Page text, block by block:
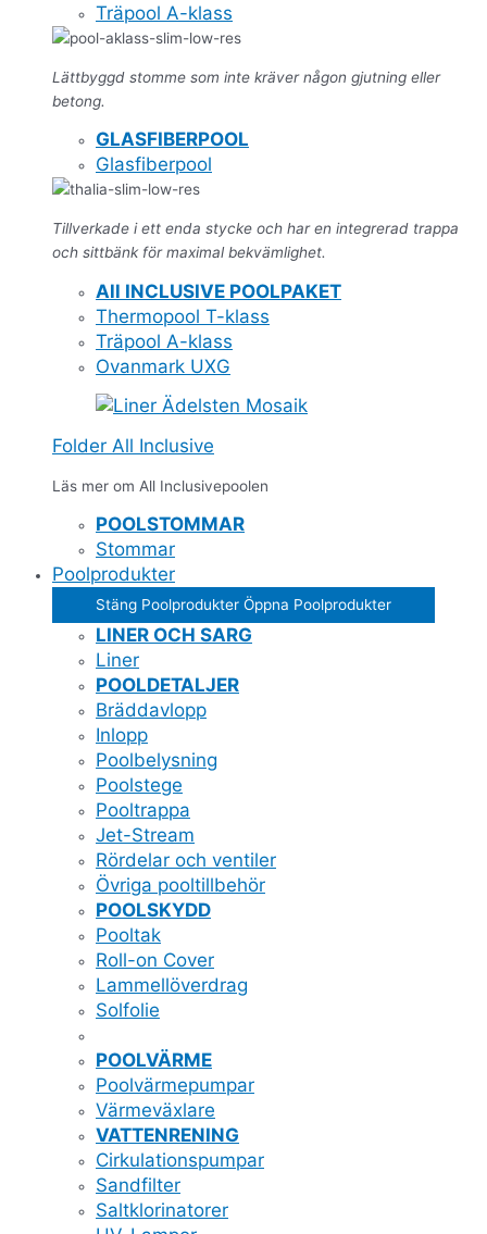
Träpool A-klass
Lättbyggd stomme som inte kräver någon gjutning eller
betong.
GLASFIBERPOOL
Glasfiberpool
Tillverkade i ett enda stycke och har en integrerad trappa
och sittbänk för maximal bekvämlighet.
All INCLUSIVE POOLPAKET
Thermopool T-klass
Träpool A-klass
Ovanmark UXG
Folder All Inclusive
Läs mer om All Inclusivepoolen
POOLSTOMMAR
Stommar
Poolprodukter
Stäng Poolprodukter Öppna Poolprodukter
LINER OCH SARG
Liner
POOLDETALJER
Bräddavlopp
Inlopp
Poolbelysning
Poolstege
Pooltrappa
Jet-Stream
Rördelar och ventiler
Övriga pooltillbehör
POOLSKYDD
Pooltak
Roll-on Cover
Lammellöverdrag
Solfolie
POOLVÄRME
Poolvärmepumpar
Värmeväxlare
VATTENRENING
Cirkulationspumpar
Sandfilter
Saltklorinatorer